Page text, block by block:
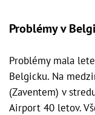
Problémy v
Problémy mala
Belgicku. Na
(Zaventem) v
Airport 40 letov.